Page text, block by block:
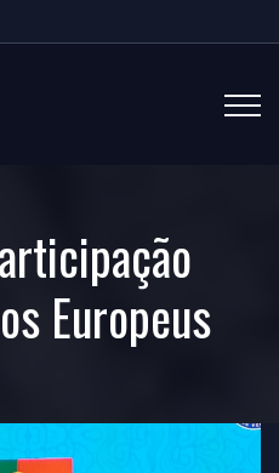
Europeus